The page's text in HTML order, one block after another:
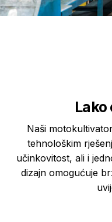
Naši
tehnološkim
učinkovitost, ali i
dizajn omogućuje